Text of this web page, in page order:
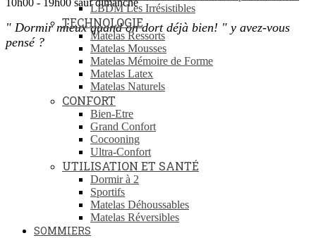
10h00 - 19h00 sauf dimanche
" Dormir mieux quand on dort déjà bien! " y avez-vous
pensé ?
LBDM Les Irrésistibles
TECHNOLOGIE
Matelas Ressorts
Matelas Mousses
Matelas Mémoire de Forme
Matelas Latex
Matelas Naturels
CONFORT
Bien-Etre
Grand Confort
Cocooning
Ultra-Confort
UTILISATION ET SANTÉ
Dormir à 2
Sportifs
Matelas Déhoussables
Matelas Réversibles
SOMMIERS